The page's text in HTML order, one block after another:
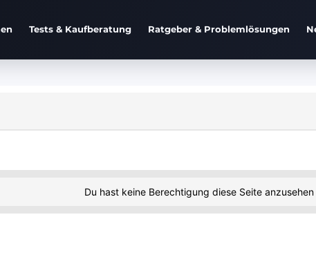
Tests & Kaufberatung Ratgeber & Problemlösungen
Du hast keine Berechtigung diese Seite anzusehen